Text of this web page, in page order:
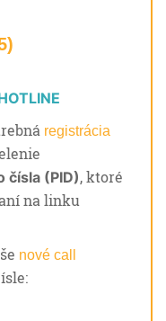
registrácia
čísla (PID), ktoré
na linku
nové call